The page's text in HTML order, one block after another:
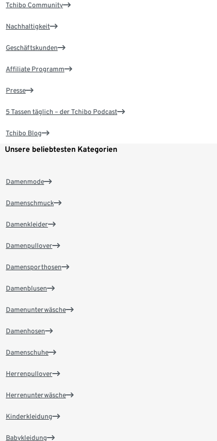
Tchibo Community
Nachhaltigkeit
Geschäftskunden
Affiliate Programm
Presse
5 Tassen täglich – der Tchibo Podcast
Tchibo Blog
Unsere beliebtesten Kategorien
Damenmode
Damenschmuck
Damenkleider
Damenpullover
Damensporthosen
Damenblusen
Damenunterwäsche
Damenhosen
Damenschuhe
Herrenpullover
Herrenunterwäsche
Kinderkleidung
Babykleidung